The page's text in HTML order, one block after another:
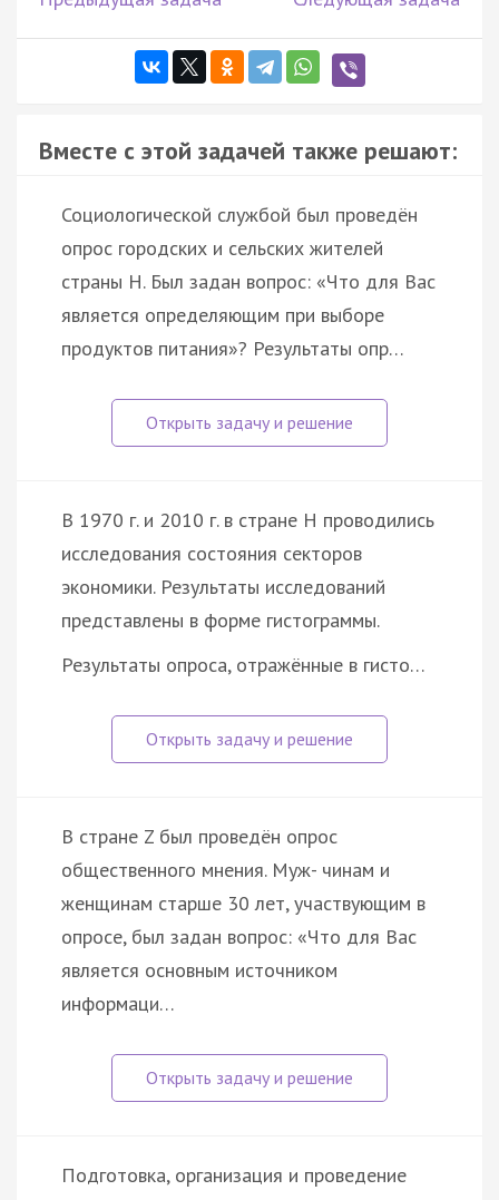
Вместе с этой задачей также решают:
Социологической службой был проведён
опрос городских и сельских жителей
страны Н. Был задан вопрос: «Что для Вас
является определяющим при выборе
продуктов питания»? Результаты опр…
В 1970 г. и 2010 г. в стране Н проводились
исследования состояния секторов
экономики. Результаты исследований
представлены в форме гистограммы.
Результаты опроса, отражённые в гисто…
В стране Z был проведён опрос
общественного мнения. Муж- чинам и
женщинам старше 30 лет, участвующим в
опросе, был задан вопрос: «Что для Вас
является основным источником
информаци…
Подготовка, организация и проведение